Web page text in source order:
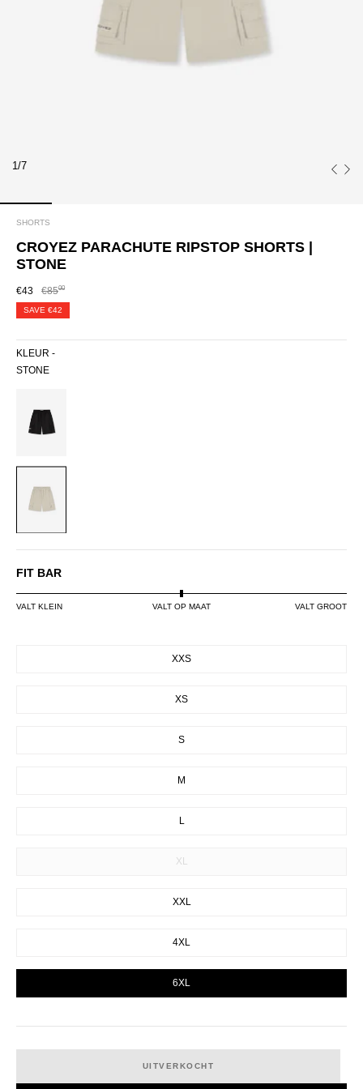
1/7
SHORTS
CROYEZ PARACHUTE RIPSTOP SHORTS |
STONE
€43 €8500
SAVE €42
KLEUR -
STONE
FIT BAR
VALT KLEIN VALT OP MAAT VALT GROOT
XXS
XS
S
M
L
XL
XXL
4XL
6XL
UITVERKOCHT